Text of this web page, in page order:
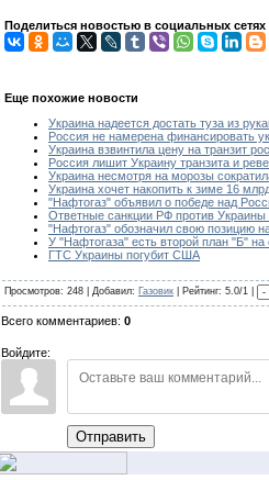
Поделиться новостью в социальных сетях
Еще похожие новости
Украина надеется достать туза из
Россия не намерена финансировать
Украина взвинтила цену на транзит
Россия лишит Украину транзита и
Украина несмотря на морозы
Украина хочет накопить к зиме 16
"Нафтогаз" объявил о победе над
Ответные санкции РФ против
"Нафтогаз" обозначил свою позицию
У "Нафтогаза" есть второй план "Б"
ГТС Украины погубит США
Просмотров: 248 | Добавил: Газовик | Рейтинг: 5.0/1 |
Всего комментариев: 0
Войдите:
Отправить